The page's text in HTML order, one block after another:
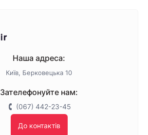
Наша адреса:
Київ, Берковецька 10
Зателефонуйте нам:
(067) 442-23-45
До контактів